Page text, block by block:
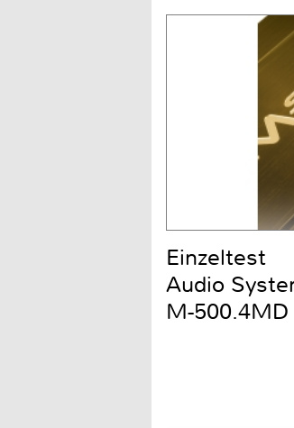
Einzeltest
Audio
M-500.4MD